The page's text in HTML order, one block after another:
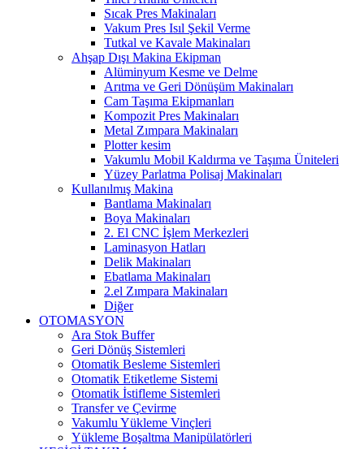
Sıcak Pres Makinaları
Vakum Pres Isıl Şekil Verme
Tutkal ve Kavale Makinaları
Ahşap Dışı Makina Ekipman
Alüminyum Kesme ve Delme
Arıtma ve Geri Dönüşüm Makinaları
Cam Taşıma Ekipmanları
Kompozit Pres Makinaları
Metal Zımpara Makinaları
Plotter kesim
Vakumlu Mobil Kaldırma ve Taşıma Üniteleri
Yüzey Parlatma Polisaj Makinaları
Kullanılmış Makina
Bantlama Makinaları
Boya Makinaları
2. El CNC İşlem Merkezleri
Laminasyon Hatları
Delik Makinaları
Ebatlama Makinaları
2.el Zımpara Makinaları
Diğer
OTOMASYON
Ara Stok Buffer
Geri Dönüş Sistemleri
Otomatik Besleme Sistemleri
Otomatik Etiketleme Sistemi
Otomatik İstifleme Sistemleri
Transfer ve Çevirme
Vakumlu Yükleme Vinçleri
Yükleme Boşaltma Manipülatörleri